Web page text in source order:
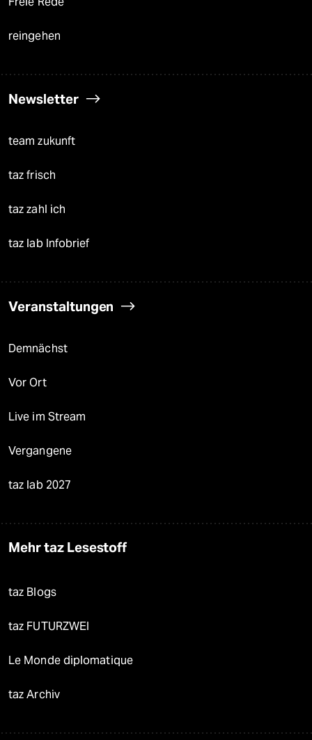
reingehen
Newsletter
team zukunft
taz frisch
taz zahl ich
taz lab Infobrief
Veranstaltungen
Demnächst
Vor Ort
Live im Stream
Vergangene
taz lab 2027
Mehr taz Lesestoff
taz Blogs
taz FUTURZWEI
Le Monde diplomatique
taz Archiv